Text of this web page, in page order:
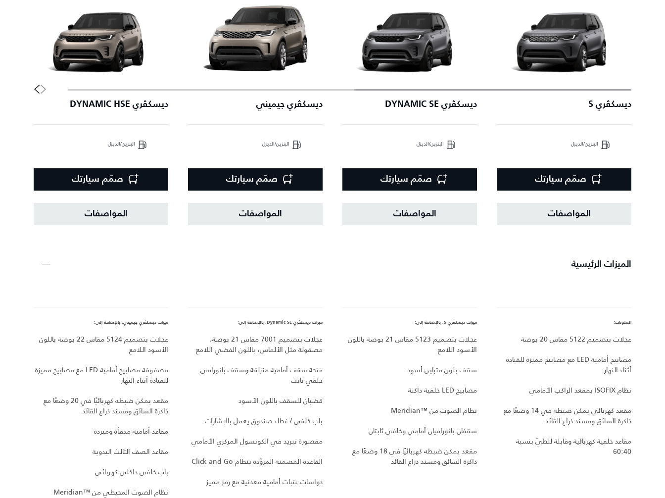
ديسكڤري S
البنزين/الديزل
صمّم سيارتك
المواصفات
ديسكڤري DYNAMIC SE
البنزين/الديزل
صمّم سيارتك
المواصفات
ديسكڤري جيميني
البنزين/الديزل
صمّم سيارتك
المواصفات
ديسكڤري DYNAMIC HSE
البنزين/الديزل
صمّم سيارتك
المواصفات
الميزات الرئيسية
المكونات:
عجلات بتصميم 5122 مقاس 20 بوصة
مصابيح أمامية LED مع مصابيح مميزة للقيادة
أثناء النهار
نظام ISOFIX بمقعد الراكب الأمامي
مقعد كهربائي يمكن ضبطه في 14 وضعًا مع
ذاكرة السائق ومسند ذراع القائد
مقاعد خلفية كهربائية وقابلة للطيّ بنسبة
60:40
ميزات ديسكڤري S، بالإضافة إلى:
عجلات بتصميم 5123 مقاس 21 بوصة باللون
الأسود اللامع
سقف بلون متباين أسود
مصابيح LED خلفية داكنة
نظام الصوت من Meridian™‎
سقفان بانوراميان أمامي وخلفي ثابتان
مقعد يمكن ضبطه كهربائيًا في 18 وضعًا مع
ذاكرة السائق ومسند ذراع القائد
ميزات ديسكڤري Dynamic SE، بالإضافة إلى:
عجلات بتصميم 7001 مقاس 21 بوصة،
مصقولة مثل الألماس، باللون الفضي اللامع
فتحة سقف أمامية منزلقة وسقف بانورامي
خلفي ثابت
قضبان للسقف باللون الأسود
باب خلفي / غطاء صندوق يعمل بالإشارات
مقصورة تبريد في الكونسول المركزي الأمامي
القاعدة المضمنة المزوّدة بنظام Click and Go
دواسات عتبات أمامية معدنية مع رمز مميز
ميزات ديسكڤري جيميني، بالإضافة إلى:
عجلات بتصميم 5124 مقاس 22 بوصة باللون
الأسود اللامع
مصفوفة مصابيح أمامية LED مع مصابيح مميزة
للقيادة أثناء النهار
مقعد يمكن ضبطه كهربائيًا في 20 وضعًا مع
ذاكرة السائق ومسند ذراع القائد
مقاعد أمامية مدفأة ومبردة
مقاعد الصف الثالث اليدوية
باب خلفي داخلي كهربائي
نظام الصوت المحيطي من Meridian™‎